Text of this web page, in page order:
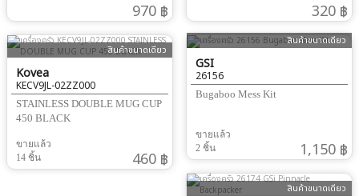
970 ฿ 320 ฿
สินค้าขนาดเดียว
Kovea
KECV9JL-02ZZ000
STAINLESS DOUBLE MUG CUP
450 BLACK
ขายแล้ว
14 ชิ้น
460 ฿
สินค้าขนาดเดียว
GSI
26156
Bugaboo Mess Kit
ขายแล้ว
2 ชิ้น
1,150 ฿
สินค้าขนาดเดียว